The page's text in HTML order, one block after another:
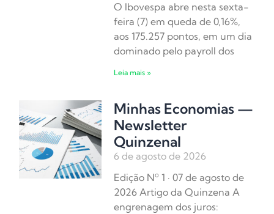
O Ibovespa abre nesta sexta-
feira (7) em queda de 0,16%,
aos 175.257 pontos, em um dia
dominado pelo payroll dos
Leia mais »
Minhas Economias —
Newsletter
Quinzenal
6 de agosto de 2026
Edição Nº 1 · 07 de agosto de
2026 Artigo da Quinzena A
engrenagem dos juros: